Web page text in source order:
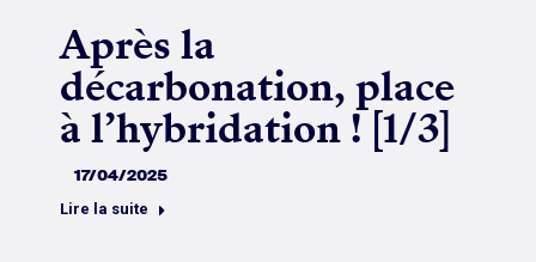
Après la
décarbonation, place
à l’hybridation ! [1/3]
17/04/2025
Lire la suite